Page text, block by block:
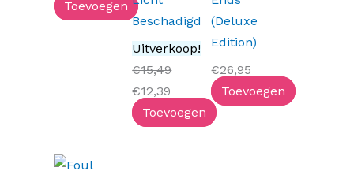
Toevoegen
Beschadigd
Uitverkoop!
€15,49
€12,39
Toevoegen
(Deluxe
Edition)
€26,95
Toevoegen